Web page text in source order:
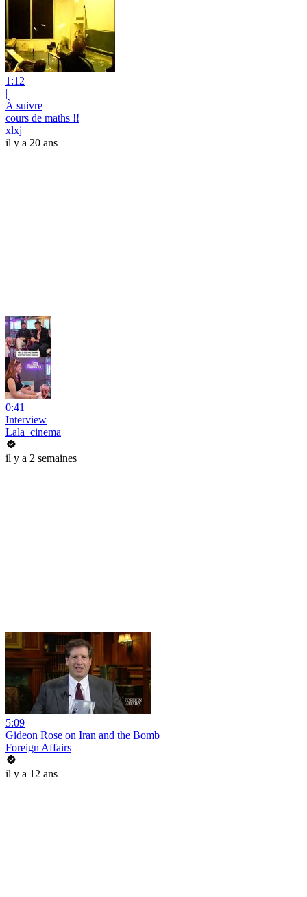
1:12
|
À suivre
cours de maths !!
xlxj
il y a 20 ans
0:41
Interview
Lala_cinema
il y a 2 semaines
5:09
Gideon Rose on Iran and the Bomb
Foreign Affairs
il y a 12 ans